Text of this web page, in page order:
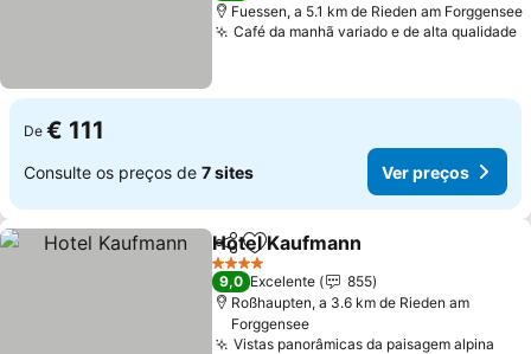
Fuessen, a 5.1 km de Rieden am Forggensee
Café da manhã variado e de alta qualidade
De € 111
Consulte os preços de 7 sites Ver preços
PartilharAdicionar aos favoritos
Hotel Kaufmann
4 Estrelas
9,0 Excelente
855
Roßhaupten, a 3.6 km de Rieden am
Forggensee
Vistas panorâmicas da paisagem alpina